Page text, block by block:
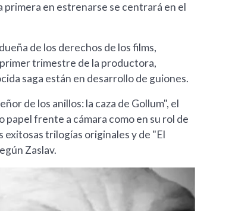
en estrenarse se centrará en el
de los derechos de los films,
trimestre de la productora,
saga están en desarrollo de guiones.
de los anillos: la caza de Gollum", el
frente a cámara como en su rol de
trilogías originales y de "El
Zaslav.